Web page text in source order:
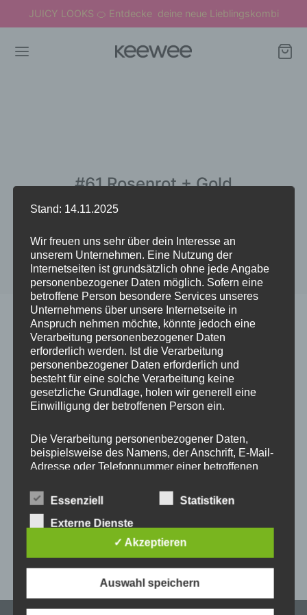
JUICY LOOKS 🍊 Entdecke deine neue Lieblingskombi
#61 Rosenrot + Gold
Start /Produkt ONE MULTI - Farbe Kordel und
Metallelemente/ #61 Rosenrot + Gold
Dieses
Produkt
mehrere
Varianten
auf.
Optionen
können
auf
der
Produktseite
gewählt
werden
Universal Handykette
MULTICOLOR Snap ONE
for Patch
16,95€–20,95€
Stand: 14.11.2025
Wir freuen uns sehr über dein Interesse an
unserem Unternehmen. Eine Nutzung der
Internetseiten ist grundsätzlich ohne jede Angabe
personenbezogener Daten möglich. Sofern eine
betroffene Person besondere Services unseres
Unternehmens über unsere Internetseite in
Anspruch nehmen möchte, könnte jedoch eine
Verarbeitung personenbezogener Daten
erforderlich werden. Ist die Verarbeitung
personenbezogener Daten erforderlich und
besteht für eine solche Verarbeitung keine
gesetzliche Grundlage, holen wir generell eine
Einwilligung der betroffenen Person ein.
Die Verarbeitung personenbezogener Daten,
beispielsweise des Namens, der Anschrift, E-Mail-
Adresse oder Telefonnummer einer betroffenen
Datenschutz-Grundverordnung und in
Übereinstimmung mit den für uns geltenden
landesspezifischen Datenschutzbestimmungen.
Mittels dieser Datenschutzerklärung möchte unser
Unternehmen die Öffentlichkeit über Art, Umfang
verarbeiteten personenbezogenen Daten
informieren. Ferner werden betroffene Personen
Essenziell
Statistiken
Externe Dienste
✓ Akzeptieren
Auswahl speichern